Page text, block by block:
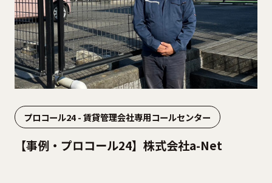
プロコール24 - 賃貸管理会社専用コールセンター
【事例・プロコール24】株式会社a-Net